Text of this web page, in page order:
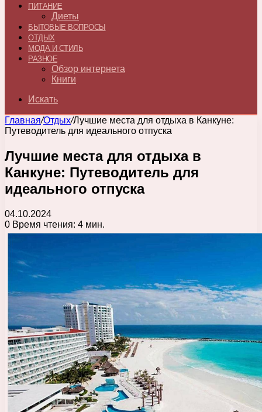
ПИТАНИЕ
Диеты
БЫТОВЫЕ ВОПРОСЫ
ОТДЫХ
МОДА И СТИЛЬ
РАЗНОЕ
Обзор интернета
Книги
Искать
Главная/Отдых/Лучшие места для отдыха в Канкуне:
Путеводитель для идеального отпуска
Лучшие места для отдыха в
Канкуне: Путеводитель для
идеального отпуска
04.10.2024
0 Время чтения: 4 мин.